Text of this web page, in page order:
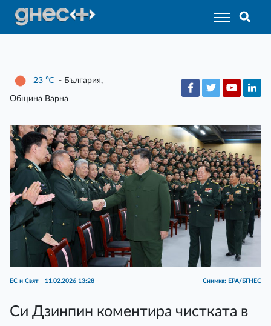
23 ℃ - България,
Община Варна
ЕС и Свят 11.02.2026 13:28 Снимка: EPA/БГНЕС
Си Дзинпин коментира чистката в